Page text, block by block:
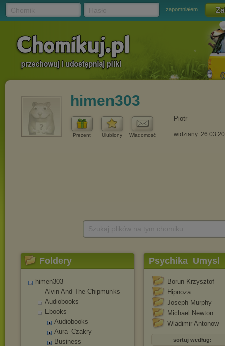
zapomniałem
himen303
Prezent Ulubiony Wiadomość
Piotr
widziany:
Foldery
himen303
Alvin And The Chipmunks
Audiobooks
Ebooks
Audiobooks
Aura_Czakry
Business
Borun Krzysztof
Hipnoza
Joseph Murphy
Michael Newton
Wladimir Antonow
sortuj według: